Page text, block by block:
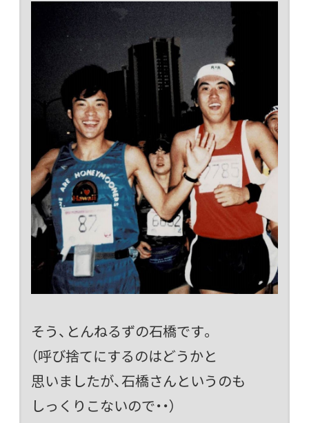
そう、とんねるずの石橋です。
（呼び捨てにするのはどうかと
思いましたが、石橋さんというのも
しっくりこないので・・）